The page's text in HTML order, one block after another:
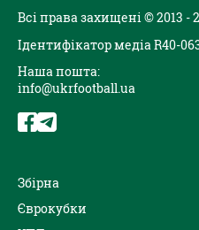
Всі права захищені © 2013 -
Ідентифікатор медіа R40-
Наша пошта:
info@ukrfootball.ua
Збірна
Єврокубки